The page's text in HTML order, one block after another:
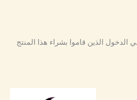
الذين قاموا بشراء هذا المنتج